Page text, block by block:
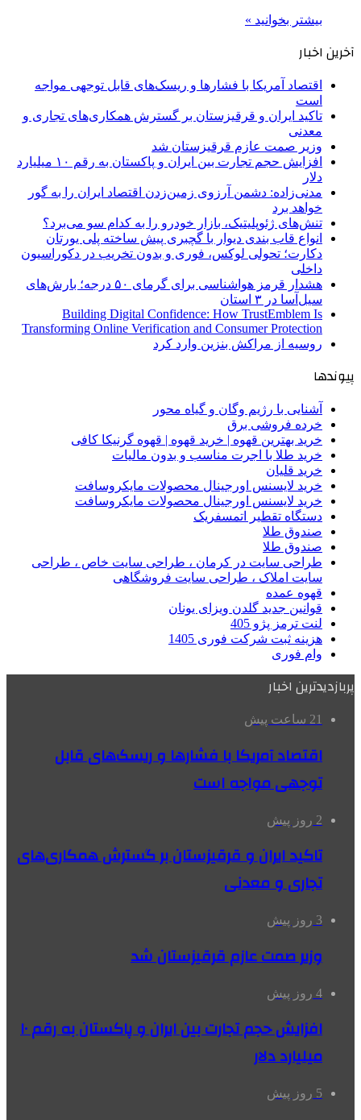
بیشتر بخوانید »
آخرین اخبار
اقتصاد آمریکا با فشارها و ریسک‌های قابل توجهی مواجه
است
تاکید ایران و قرقیزستان بر گسترش همکاری‌های تجاری و
معدنی
وزیر صمت عازم قرقیزستان شد
افزایش حجم تجارت بین ایران و پاکستان به رقم ۱۰ میلیارد
دلار
مدنی‌زاده: دشمن آرزوی زمین‌زدن اقتصاد ایران را به گور
خواهد برد
تنش‌های ژئوپلیتیک، بازار خودرو را به کدام سو می‌برد؟
انواع قاب بندی دیوار با گچبری پیش ساخته پلی یورتان
دکارت؛ تحولی لوکس، فوری و بدون تخریب در دکوراسیون
داخلی
هشدار قرمز هواشناسی برای گرمای ۵۰ درجه؛ بارش‌های
سیل‌آسا در ۳ استان
Building Digital Confidence: How TrustEmblem Is
Transforming Online Verification and Consumer Protection
روسیه از مراکش بنزین وارد کرد
پیوندها
آشنایی با رژیم وگان و گیاه محور
خرده فروشی برق
خرید بهترین قهوه | خرید قهوه | قهوه گرنیکا کافی
خرید طلا با اجرت مناسب و بدون مالیات
خرید قلیان
خرید لایسنس اورجینال محصولات مایکروسافت
خرید لایسنس اورجینال محصولات مایکروسافت
دستگاه تقطیر اتمسفریک
صندوق طلا
صندوق طلا
طراحی سایت در کرمان ، طراحی سایت خاص ، طراحی
سایت املاک ، طراحی سایت فروشگاهی
قهوه عمده
قوانین جدید گلدن ویزای یونان
لنت ترمز پژو 405
هزینه ثبت شرکت فوری 1405
وام فوری
پربازدیدترین اخبار
21 ساعت پیش
اقتصاد آمریکا با فشارها و ریسک‌های قابل
توجهی مواجه است
2 روز پیش
تاکید ایران و قرقیزستان بر گسترش همکاری‌های
تجاری و معدنی
3 روز پیش
وزیر صمت عازم قرقیزستان شد
4 روز پیش
افزایش حجم تجارت بین ایران و پاکستان به رقم ۱۰
میلیارد دلار
5 روز پیش